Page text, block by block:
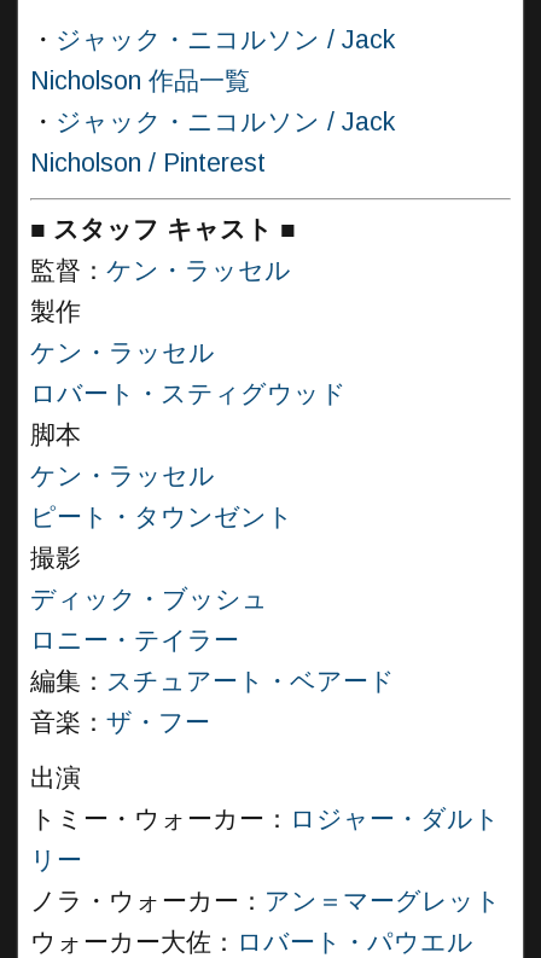
・ ジャック・ニコルソン / Jack
Nicholson 作品一覧
・ ジャック・ニコルソン / Jack
Nicholson / Pinterest
■ スタッフ キャスト ■
監督： ケン・ラッセル
製作
ケン・ラッセル
ロバート・スティグウッド
脚本
ケン・ラッセル
ピート・タウンゼント
撮影
ディック・ブッシュ
ロニー・テイラー
編集： スチュアート・ベアード
音楽： ザ・フー
出演
トミー・ウォーカー： ロジャー・ダルト
リー
ノラ・ウォーカー： アン＝マーグレット
ウォーカー大佐： ロバート・パウエル